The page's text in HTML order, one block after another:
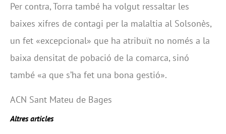
Per contra, Torra també ha volgut ressaltar les
baixes xifres de contagi per la malaltia al Solsonès,
un fet «excepcional» que ha atribuït no només a la
baixa densitat de pobació de la comarca, sinó
també «a que s’ha fet una bona gestió».
ACN Sant Mateu de Bages
Altres articles